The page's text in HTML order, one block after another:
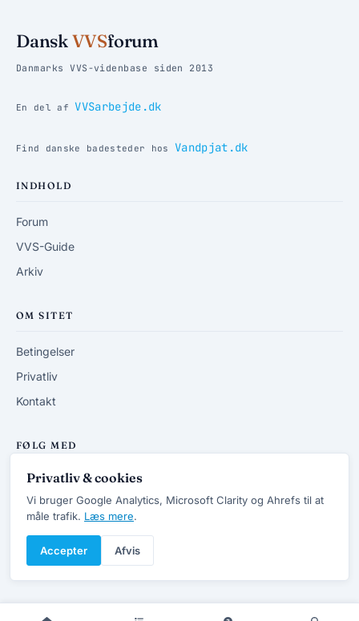
DanskVVSforum
Danmarks VVS-videnbase siden 2013
En del afVVSarbejde.dk
Find danske badesteder hos Vandpjat.dk
INDHOLD
Forum
VVS-Guide
Arkiv
OM SITET
Betingelser
Privatliv
Kontakt
FØLG MED
RSS-feed
© 2013-2026 DanskVVSforum.dk
Privatliv & cookies
Vi bruger Google Analytics, Microsoft Clarity og Ahrefs til at
måle trafik. Læs mere.
Accepter Afvis